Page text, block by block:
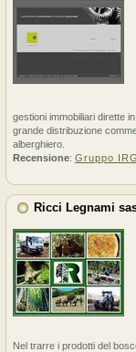
gestioni immobiliari dirette
grande distribuzione
alberghiero.
Recensione: Gruppo
Ricci Legnami
Nel trarre i prodotti del